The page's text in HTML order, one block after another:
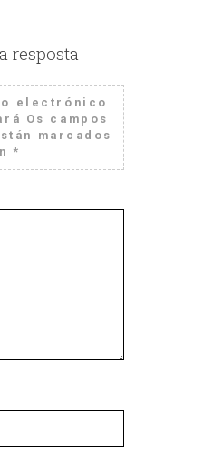
resposta
electrónico
Os campos
marcados
*